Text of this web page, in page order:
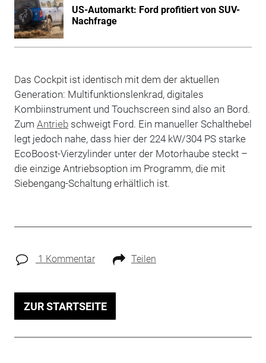
US-Automarkt: Ford profitiert von SUV-
Nachfrage
Das Cockpit ist identisch mit dem der aktuellen
Generation: Multifunktionslenkrad, digitales
Kombiinstrument und Touchscreen sind also an Bord.
Zum Antriebschweigt Ford. Ein manueller Schalthebel
legt jedoch nahe, dass hier der 224 kW/304 PS starke
EcoBoost-Vierzylinder unter der Motorhaube steckt –
die einzige Antriebsoption im Programm, die mit
Siebengang-Schaltung erhältlich ist.
1 Kommentar Teilen
ZUR STARTSEITE